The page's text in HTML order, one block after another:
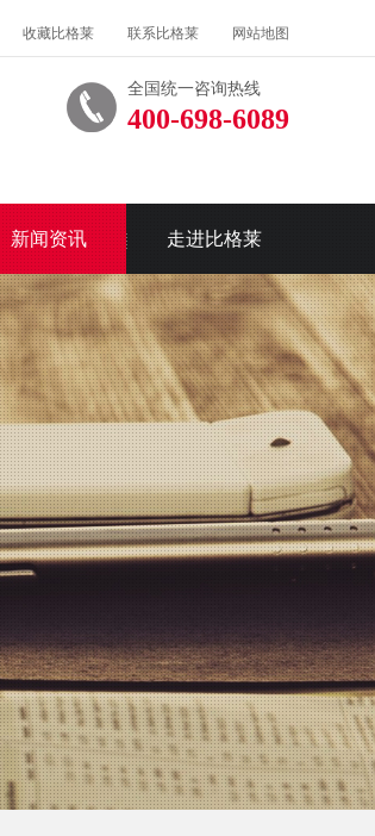
收藏比格莱 联系比格莱 网站地图
全国统一咨询热线
400-698-6089
新闻资讯 走进比格莱